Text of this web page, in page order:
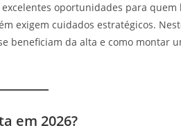
oportunidades para quem
exigem cuidados estratégicos.
beneficiam da alta e como montar
em 2026?